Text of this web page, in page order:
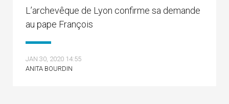
L’archevêque de Lyon confirme sa demande
au pape François
JAN 30, 2020 14:55
ANITA BOURDIN